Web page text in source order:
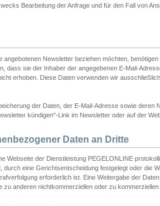
Bearbeitung der Anfrage und für den Fall von
angebotenen Newsletter beziehen möchten,
dass sie der Inhaber der angegebenen E-Mail-
erhoben. Diese Daten verwenden wir
der Daten, der E-Mail-Adresse sowie
kündigen"-Link im Newsletter oder auf der
Daten an Dritte
Webseite der Dienstleistung PEGELONLINE
eine Gerichtsentscheidung festgelegt oder die
erforderlich ist. Eine Weitergabe der
zu anderen nichtkommerziellen oder zu